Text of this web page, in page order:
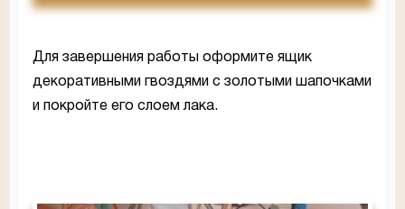
Для завершения работы оформите ящик
декоративными гвоздями с золотыми шапочками
и покройте его слоем лака.